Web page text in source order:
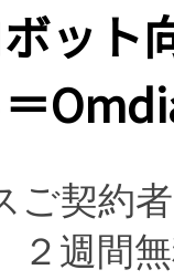
ット
ご契約
２週間